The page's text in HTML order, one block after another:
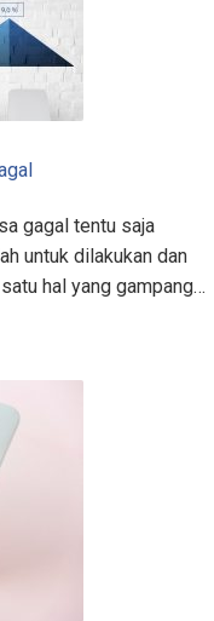
gagal tentu saja
untuk dilakukan dan
hal yang gampang…